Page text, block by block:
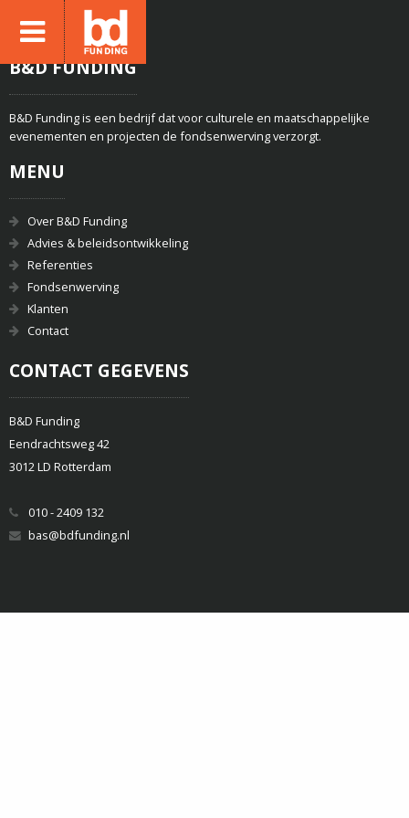
B&D FUNDING
B&D Funding is een bedrijf dat voor culturele en maatschappelijke
evenementen en projecten de fondsenwerving verzorgt.
MENU
Over B&D Funding
Advies & beleidsontwikkeling
Referenties
Fondsenwerving
Klanten
Contact
CONTACT GEGEVENS
B&D Funding
Eendrachtsweg 42
3012 LD Rotterdam
010 - 2409 132
bas@bdfunding.nl